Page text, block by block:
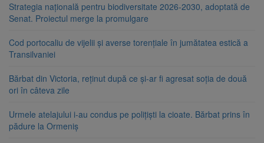
Strategia națională pentru biodiversitate 2026-2030, adoptată de
Senat. Proiectul merge la promulgare
Cod portocaliu de vijelii și averse torențiale în jumătatea estică a
Transilvaniei
Bărbat din Victoria, reținut după ce și-ar fi agresat soția de două
ori în câteva zile
Urmele atelajului i-au condus pe polițiști la cioate. Bărbat prins în
pădure la Ormeniș